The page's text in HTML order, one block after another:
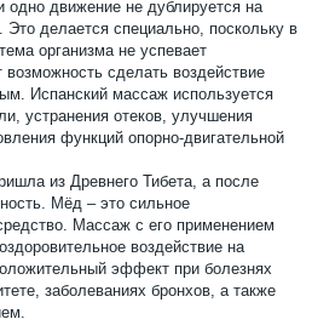
одно движение не дублируется на
Это делается специально, поскольку в
организма не успевает
возможность сделать воздействие
Испанский массаж используется
устранения отеков, улучшения
функций опорно-двигательной
из Древнего Тибета, а после
Мёд – это сильное
Массаж с его применением
воздействие на
эффект при болезнях
заболеваниях бронхов, а также